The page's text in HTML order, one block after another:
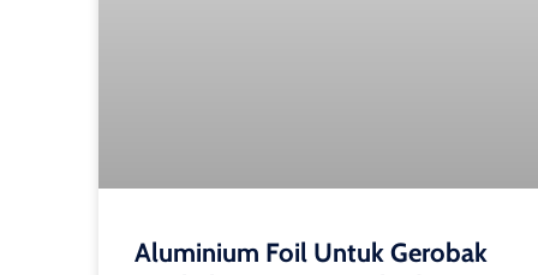
Aluminium Foil Untuk Gerobak